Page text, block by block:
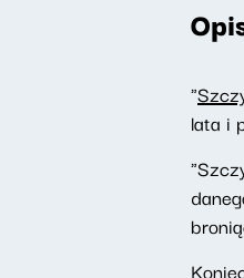
"
lata i